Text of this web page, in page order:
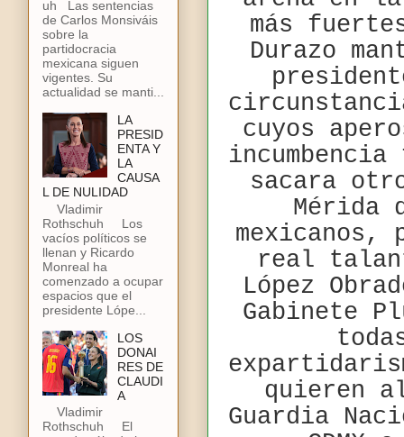
más
Durazo
cuyos
sacara
Mérida
mexicanos,
real
López
Gabinete
quieren
Guardia
uh Las sentencias
de Carlos Monsiváis
sobre la
partidocracia
mexicana siguen
vigentes. Su
actualidad se manti...
LA
PRESID
ENTA Y
LA
CAUSA
L DE NULIDAD
Vladimir
Rothschuh Los
vacíos políticos se
llenan y Ricardo
Monreal ha
comenzado a ocupar
espacios que el
presidente Lópe...
LOS
DONAI
RES DE
CLAUDI
A
Vladimir
Rothschuh El